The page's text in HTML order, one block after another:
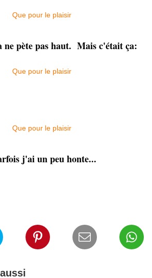
ne pète pas haut. Mais c'était ça:
j'ai un peu honte...